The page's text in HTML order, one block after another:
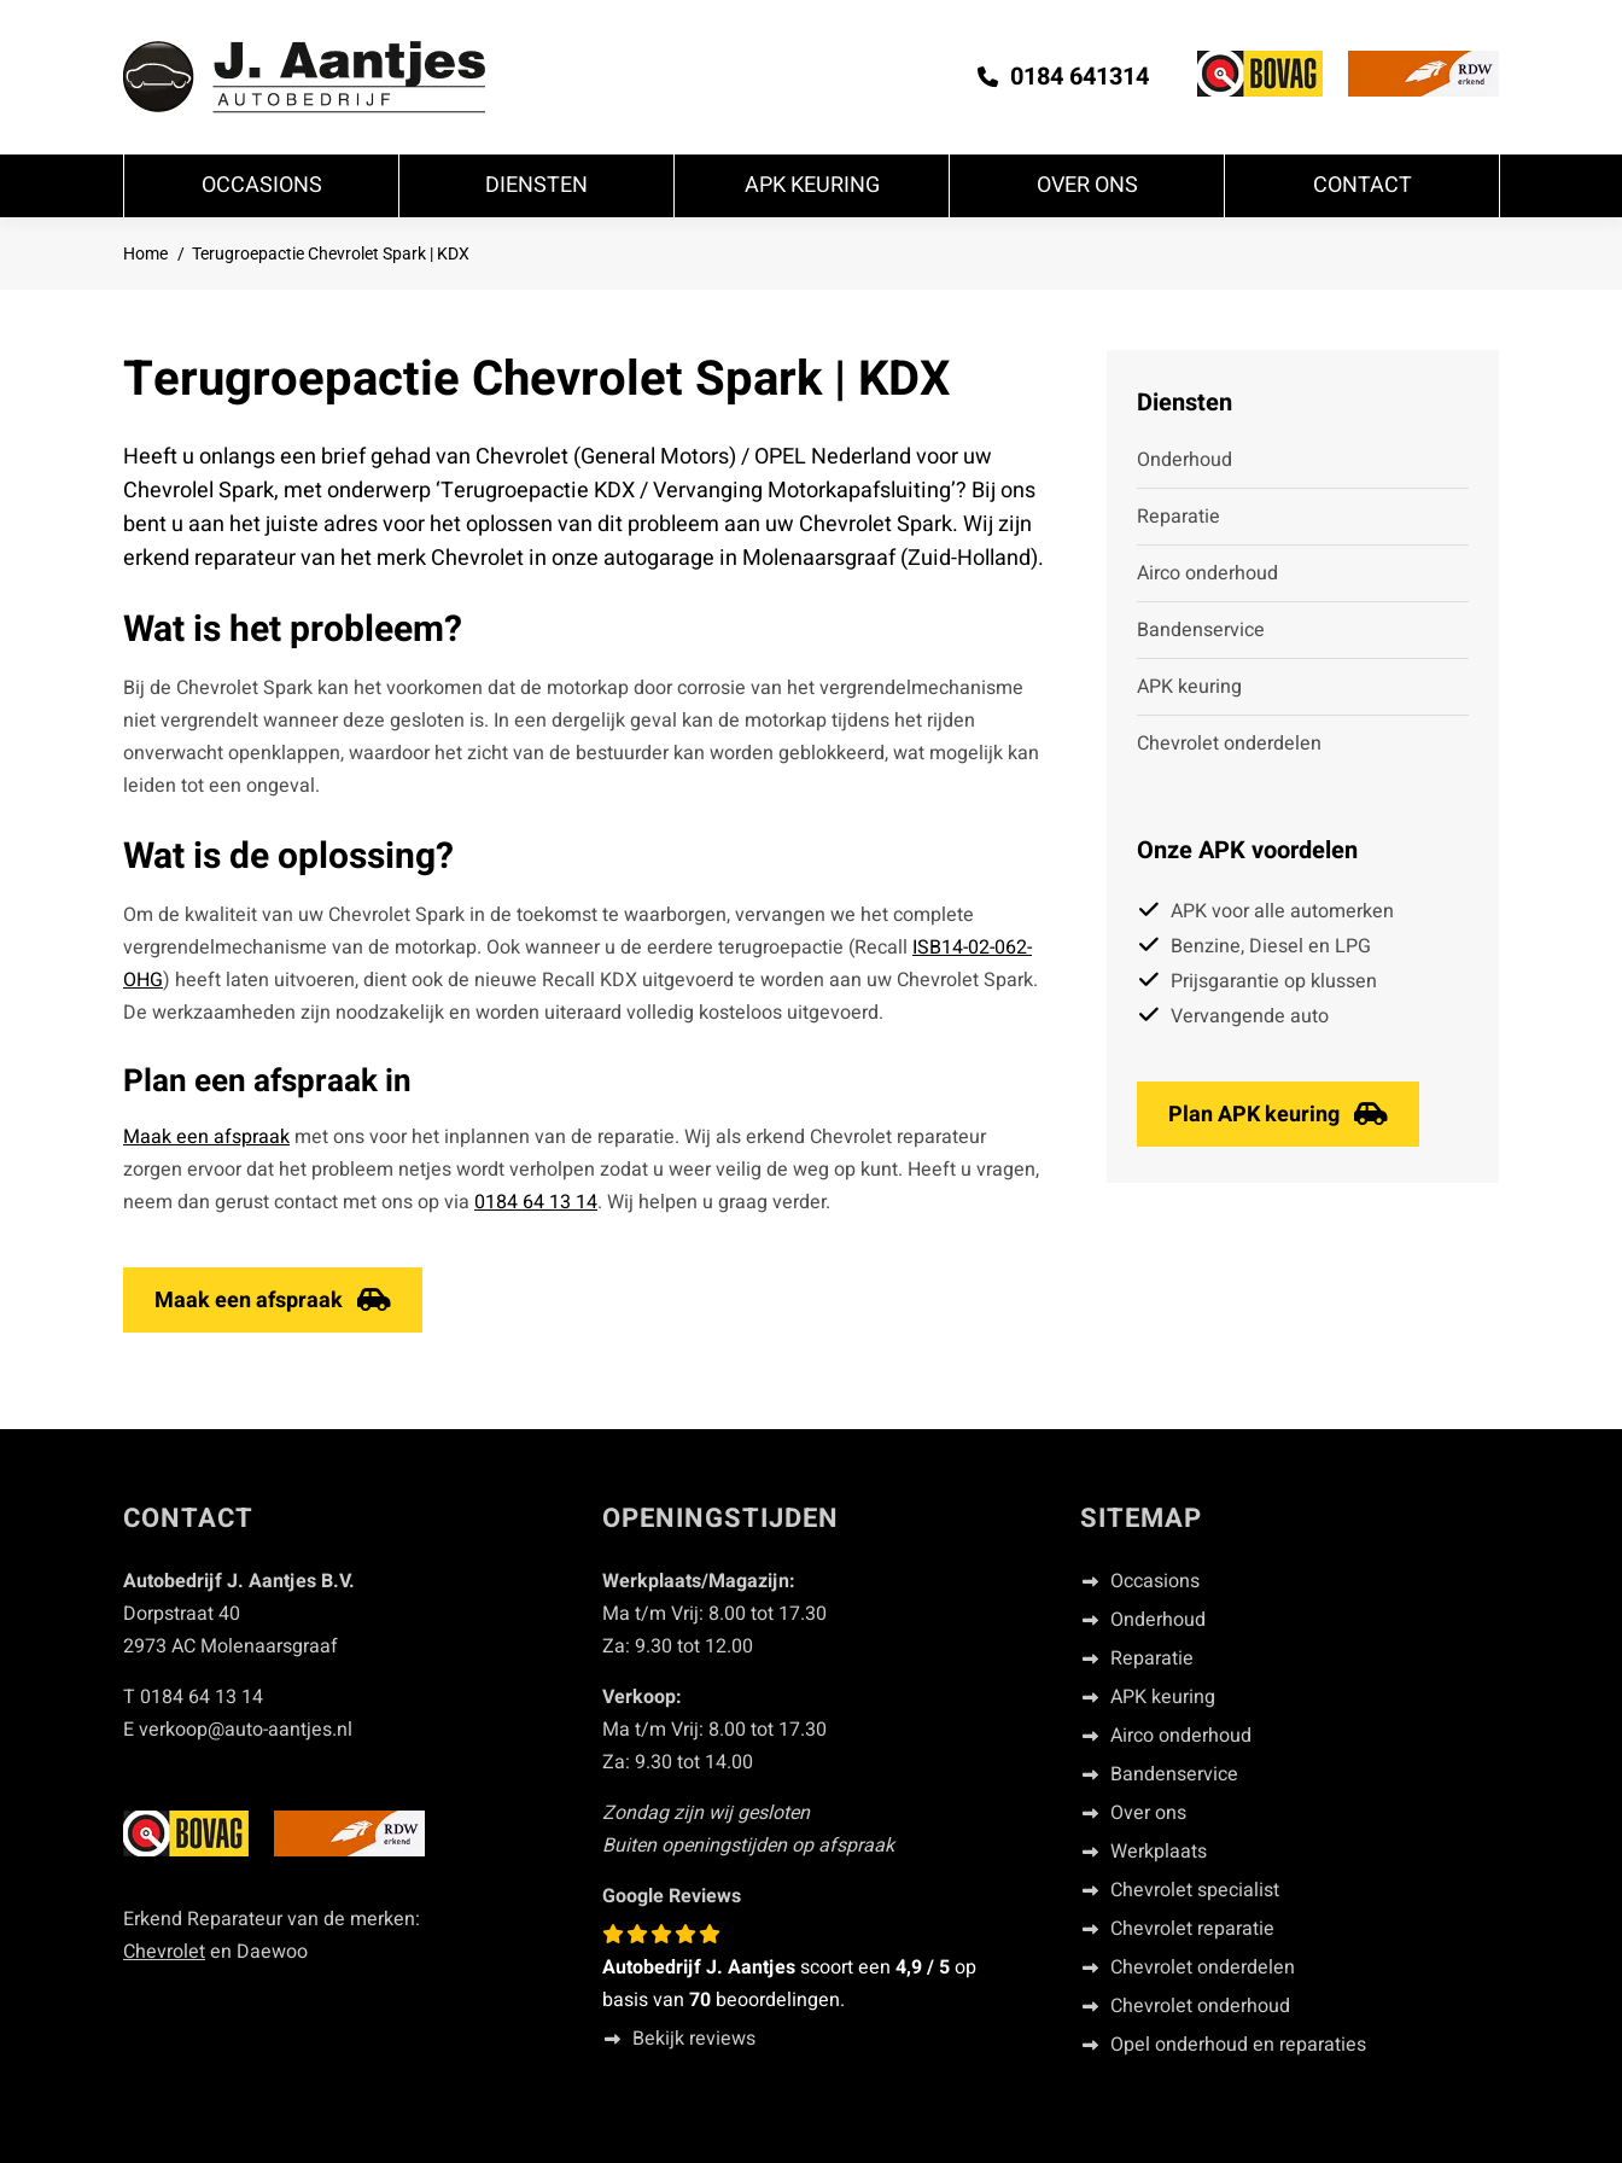
0184 641314
OCCASIONS DIENSTEN APK KEURING OVER ONS CONTACT
Je bent hier:
Home Terugroepactie Chevrolet Spark | KDX
Terugroepactie Chevrolet Spark | KDX
Heeft u onlangs een brief gehad van Chevrolet (General Motors) / OPEL Nederland voor uw
Chevrolel Spark, met onderwerp ‘Terugroepactie KDX / Vervanging Motorkapafsluiting’? Bij ons
bent u aan het juiste adres voor het oplossen van dit probleem aan uw Chevrolet Spark. Wij zijn
erkend reparateur van het merk Chevrolet in onze autogarage in Molenaarsgraaf (Zuid-Holland).
Wat is het probleem?
Bij de Chevrolet Spark kan het voorkomen dat de motorkap door corrosie van het vergrendelmechanisme
niet vergrendelt wanneer deze gesloten is. In een dergelijk geval kan de motorkap tijdens het rijden
onverwacht openklappen, waardoor het zicht van de bestuurder kan worden geblokkeerd, wat mogelijk kan
leiden tot een ongeval.
Wat is de oplossing?
Om de kwaliteit van uw Chevrolet Spark in de toekomst te waarborgen, vervangen we het complete
vergrendelmechanisme van de motorkap. Ook wanneer u de eerdere terugroepactie (Recall ISB14-02-062-
OHG) heeft laten uitvoeren, dient ook de nieuwe Recall KDX uitgevoerd te worden aan uw Chevrolet Spark.
De werkzaamheden zijn noodzakelijk en worden uiteraard volledig kosteloos uitgevoerd.
Plan een afspraak in
Maak een afspraak met ons voor het inplannen van de reparatie. Wij als erkend Chevrolet reparateur
zorgen ervoor dat het probleem netjes wordt verholpen zodat u weer veilig de weg op kunt. Heeft u vragen,
neem dan gerust contact met ons op via 0184 64 13 14. Wij helpen u graag verder.
Maak een afspraak
Diensten
Onderhoud
Reparatie
Airco onderhoud
Bandenservice
APK keuring
Chevrolet onderdelen
Onze APK voordelen
APK voor alle automerken
Benzine, Diesel en LPG
Prijsgarantie op klussen
Vervangende auto
Plan APK keuring
CONTACT
Autobedrijf J. Aantjes B.V.
Dorpstraat 40
2973 AC Molenaarsgraaf
T 0184 64 13 14
E verkoop@auto-aantjes.nl
Erkend Reparateur van de merken:
Chevroleten Daewoo
OPENINGSTIJDEN
Werkplaats/Magazijn:
Ma t/m Vrij: 8.00 tot 17.30
Za: 9.30 tot 12.00
Verkoop:
Ma t/m Vrij: 8.00 tot 17.30
Za: 9.30 tot 14.00
Zondag zijn wij gesloten
Buiten openingstijden op afspraak
Google Reviews
Autobedrijf J. Aantjesscoort een 4,9/ 5op
basis van 70beoordelingen.
Bekijk reviews
SITEMAP
Occasions
Onderhoud
Reparatie
APK keuring
Airco onderhoud
Bandenservice
Over ons
Werkplaats
Chevrolet specialist
Chevrolet reparatie
Chevrolet onderdelen
Chevrolet onderhoud
Opel onderhoud en reparaties